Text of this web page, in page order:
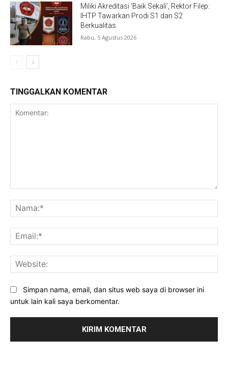
Miliki Akreditasi ‘Baik Sekali’, Rektor Filep:
IHTP Tawarkan Prodi S1 dan S2
Berkualitas
Rabu, 5 Agustus 2026
TINGGALKAN KOMENTAR
Simpan nama, email, dan situs web saya di browser ini
untuk lain kali saya berkomentar.